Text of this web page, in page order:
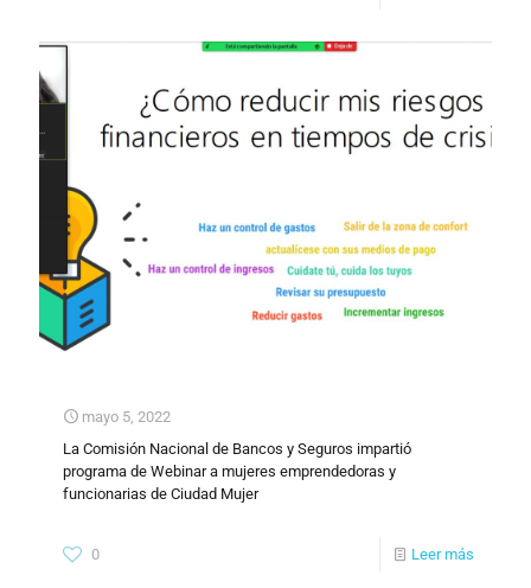
mayo 5, 2022
La Comisión Nacional de Bancos y Seguros impartió
programa de Webinar a mujeres emprendedoras y
funcionarias de Ciudad Mujer
0 Leer más